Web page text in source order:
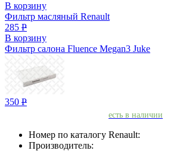
В корзину
Фильтр масляный Renault
285 Р
В корзину
Фильтр салона Fluence Megan3 Juke
350 Р
есть в наличии
Номер по каталогу Renault:
Производитель: